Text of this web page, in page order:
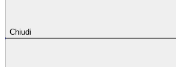
Chiudi